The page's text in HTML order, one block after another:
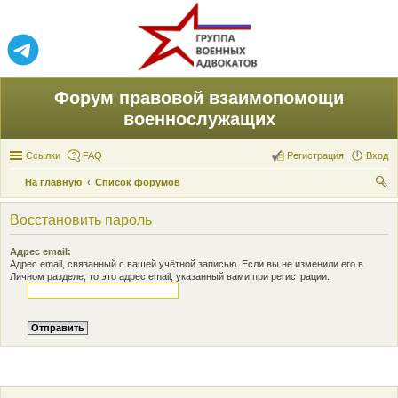
Форум правовой взаимопомощи
военнослужащих
Ссылки FAQ Вход
Регистрация
На главную
Список форумов
ои
Восстановить пароль
Адрес email:
Адрес email, связанный с вашей учётной записью. Если вы не изменили его в
Личном разделе, то это адрес email, указанный вами при регистрации.